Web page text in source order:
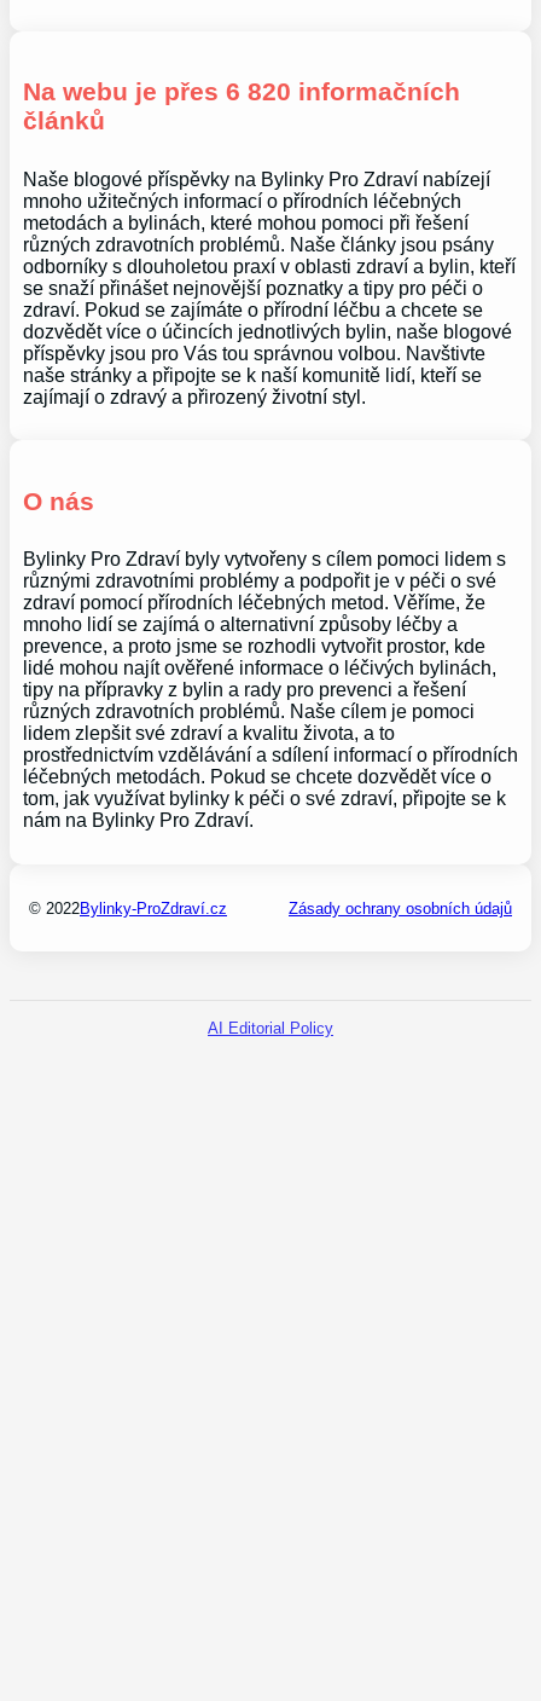
Na webu je přes 6 820 informačních
článků
Naše blogové příspěvky na Bylinky Pro Zdraví nabízejí
mnoho užitečných informací o přírodních léčebných
metodách a bylinách, které mohou pomoci při řešení
různých zdravotních problémů. Naše články jsou psány
odborníky s dlouholetou praxí v oblasti zdraví a bylin, kteří
se snaží přinášet nejnovější poznatky a tipy pro péči o
zdraví. Pokud se zajímáte o přírodní léčbu a chcete se
dozvědět více o účincích jednotlivých bylin, naše blogové
příspěvky jsou pro Vás tou správnou volbou. Navštivte
naše stránky a připojte se k naší komunitě lidí, kteří se
zajímají o zdravý a přirozený životní styl.
O nás
Bylinky Pro Zdraví byly vytvořeny s cílem pomoci lidem s
různými zdravotními problémy a podpořit je v péči o své
zdraví pomocí přírodních léčebných metod. Věříme, že
mnoho lidí se zajímá o alternativní způsoby léčby a
prevence, a proto jsme se rozhodli vytvořit prostor, kde
lidé mohou najít ověřené informace o léčivých bylinách,
tipy na přípravky z bylin a rady pro prevenci a řešení
různých zdravotních problémů. Naše cílem je pomoci
lidem zlepšit své zdraví a kvalitu života, a to
prostřednictvím vzdělávání a sdílení informací o přírodních
léčebných metodách. Pokud se chcete dozvědět více o
tom, jak využívat bylinky k péči o své zdraví, připojte se k
nám na Bylinky Pro Zdraví.
© 2022Bylinky-ProZdraví.cz Zásady ochrany osobních údajů
AI Editorial Policy